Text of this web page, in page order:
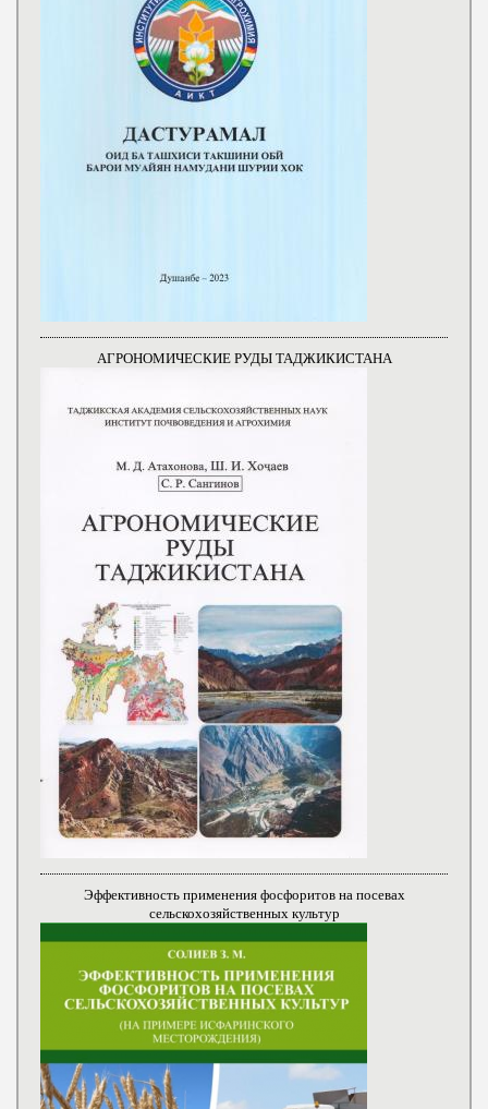
АГРОНОМИЧЕСКИЕ РУДЫ ТАДЖИКИСТАНА
Эффективность применения фосфоритов на посевах
сельскохозяйственных культур